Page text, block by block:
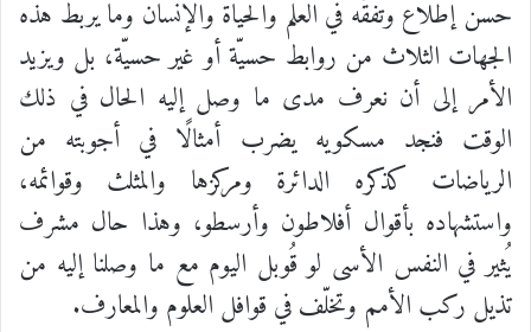
حسن إطلاع وتفقّه في العلم والحياة والإنسان وما يربط هذه
الجهات الثلاث من روابط حسيّة أو غير حسيّة، بل ويزيد
الأمر إلى أن نعرف مدى ما وصل إليه الحال في ذلك
الوقت فنجد مسكويه يضرب أمثالًا في أجوبته من
الرياضات كذكره الدائرة ومركزها والمثلث وقوائمه،
واستشهاده بأقوال أفلاطون وأرسطو، وهذا حال مشرف
يُثير في النفس الأسى لو قُوبل اليوم مع ما وصلنا إليه من
تذيل ركب الأمم وتخلّف في قوافل العلوم والمعارف.